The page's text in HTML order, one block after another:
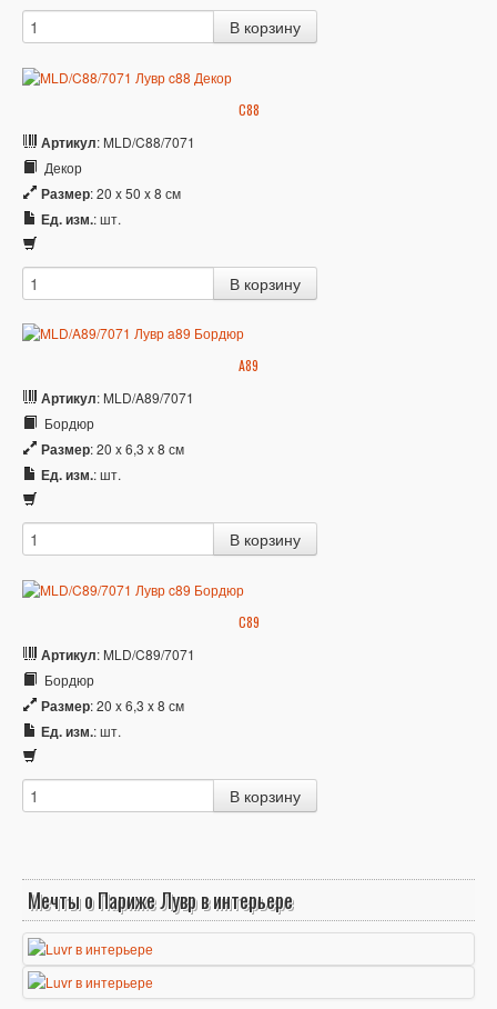
C88
Артикул: MLD/C88/7071
Декор
Размер: 20 x 50 x 8 см
Ед. изм.: шт.
A89
Артикул: MLD/A89/7071
Бордюр
Размер: 20 x 6,3 x 8 см
Ед. изм.: шт.
C89
Артикул: MLD/C89/7071
Бордюр
Размер: 20 x 6,3 x 8 см
Ед. изм.: шт.
Мечты о Париже Лувр в интерьере